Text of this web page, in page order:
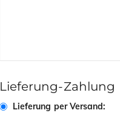
Lieferung-Zahlung
Lieferung per Versand: